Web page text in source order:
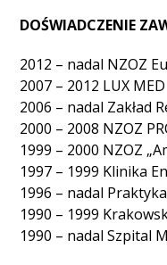
DOŚWIADCZENIE
2012 – nadal NZOZ
2007 – 2012 LUX MED
2006 – nadal Zakład
2000 – 2008 NZOZ
1999 – 2000 NZOZ
1997 – 1999 Klinika
1996 – nadal
1990 – 1999
1990 – nadal Szpital